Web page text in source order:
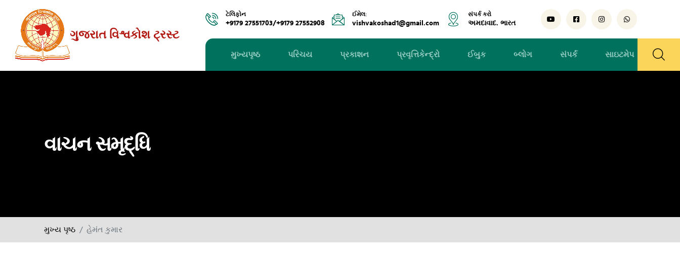
content
ગુજરાત વિશ્વકોશ ટ્રસ્ટ
ટેલિફોન
+9179 27551703/+9179 27552908
ઈમેલ:
vishvakoshad1@gmail.com
સંપર્ક કરો
અમદાવાદ. ભારત
મુખ્યપૃષ્ઠ પરિચય પ્રકાશન પ્રવૃત્તિકેન્દ્રો ઈબુક બ્લોગ સંપર્ક સાઇટમેપ
વાચન સમૃદ્ધિ
મુખ્ય પૃષ્ઠ હેમંત કુમાર